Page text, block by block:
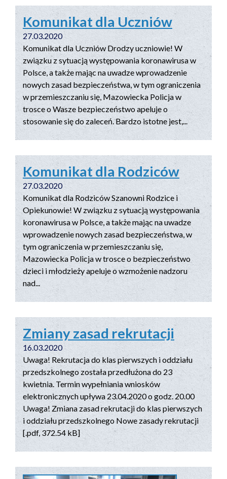
Komunikat dla Uczniów
27.03.2020
Komunikat dla Uczniów Drodzy uczniowie! W
związku z sytuacją występowania koronawirusa w
Polsce, a także mając na uwadze wprowadzenie
nowych zasad bezpieczeństwa, w tym ograniczenia
w przemieszczaniu się, Mazowiecka Policja w
trosce o Wasze bezpieczeństwo apeluje o
stosowanie się do zaleceń. Bardzo istotne jest,...
Komunikat dla Rodziców
27.03.2020
Komunikat dla Rodziców Szanowni Rodzice i
Opiekunowie! W związku z sytuacją występowania
koronawirusa w Polsce, a także mając na uwadze
wprowadzenie nowych zasad bezpieczeństwa, w
tym ograniczenia w przemieszczaniu się,
Mazowiecka Policja w trosce o bezpieczeństwo
dzieci i młodzieży apeluje o wzmożenie nadzoru
nad...
Zmiany zasad rekrutacji
16.03.2020
Uwaga! Rekrutacja do klas pierwszych i oddziału
przedszkolnego została przedłużona do 23
kwietnia. Termin wypełniania wniosków
elektronicznych upływa 23.04.2020 o godz. 20.00
Uwaga! Zmiana zasad rekrutacji do klas pierwszych
i oddziału przedszkolnego Nowe zasady rekrutacji
[.pdf, 372.54 kB]